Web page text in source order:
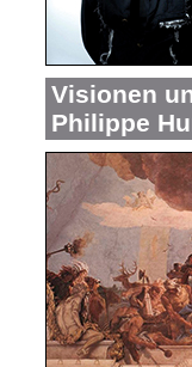
Visionen
Philippe